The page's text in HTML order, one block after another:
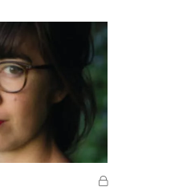
Voor leden